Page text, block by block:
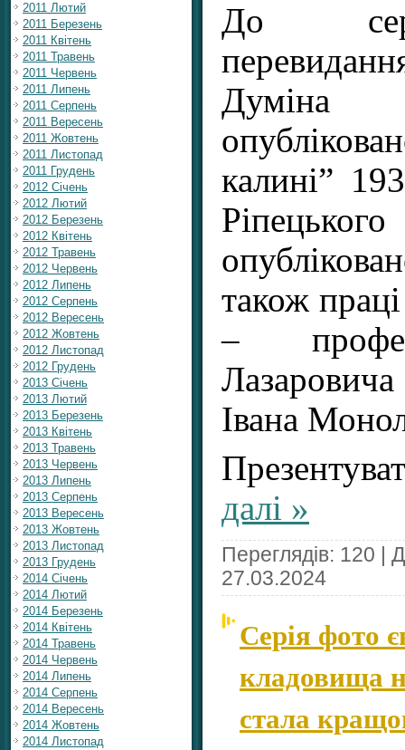
2011 Лютий
2011 Березень
2011 Квітень
2011 Травень
2011 Червень
2011 Липень
2011 Серпень
2011 Вересень
2011 Жовтень
2011 Листопад
2011 Грудень
2012 Січень
2012 Лютий
2012 Березень
2012 Квітень
2012 Травень
2012 Червень
2012 Липень
2012 Серпень
2012 Вересень
2012 Жовтень
2012 Листопад
2012 Грудень
2013 Січень
2013 Лютий
2013 Березень
2013 Квітень
2013 Травень
2013 Червень
2013 Липень
2013 Серпень
2013 Вересень
2013 Жовтень
2013 Листопад
2013 Грудень
2014 Січень
2014 Лютий
2014 Березень
2014 Квітень
2014 Травень
2014 Червень
2014 Липень
2014 Серпень
2014 Вересень
2014 Жовтень
2014 Листопад
До
калині”
також
–
Івана
далі »
Переглядів: 120 |
27.03.2024
Серія фото
кладовища
стала